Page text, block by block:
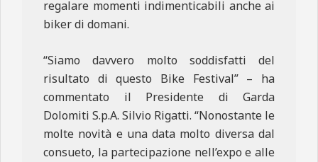
regalare momenti indimenticabili anche ai
biker di domani.
“Siamo davvero molto soddisfatti del
risultato di questo Bike Festival” – ha
commentato il Presidente di Garda
Dolomiti S.p.A. Silvio Rigatti. “Nonostante le
molte novità e una data molto diversa dal
consueto, la partecipazione nell’expo e alle